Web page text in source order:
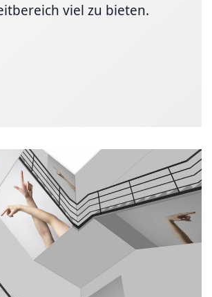
viel zu bieten.